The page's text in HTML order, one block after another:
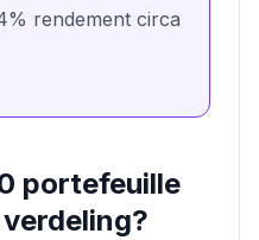
rendement circa
portefeuille